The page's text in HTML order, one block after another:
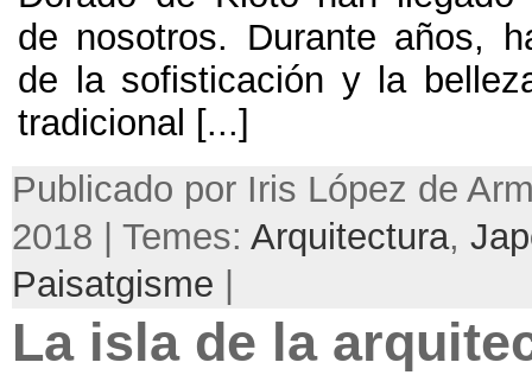
de nosotros. Durante años,
de la sofisticación y la
tradicional [...]
Publicado por Iris López de
2018 | Temes: Arquitectura,
Paisatgisme
La isla de la